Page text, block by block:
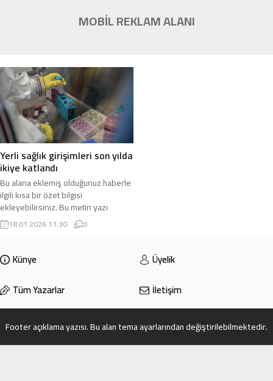
MOBİL REKLAM ALANI
Yerli sağlık girişimleri son yılda
ikiye katlandı
Bu alana eklemiş olduğunuz haberle
ilgili kısa bir özet bilgisi
ekleyebilirsiniz. Bu metin yazı
düzenleme sayfasında “Özet”
bölümünden eklenebilir. Özet
olarak bu şekilde gösterilir,
eklenmemişse bu alan boş kalır.
18.01.2026 11:30 0
Künye
Üyelik
Tüm Yazarlar
İletişim
Footer açıklama yazısı. Bu alan tema ayarlarından değiştirilebilmektedir.